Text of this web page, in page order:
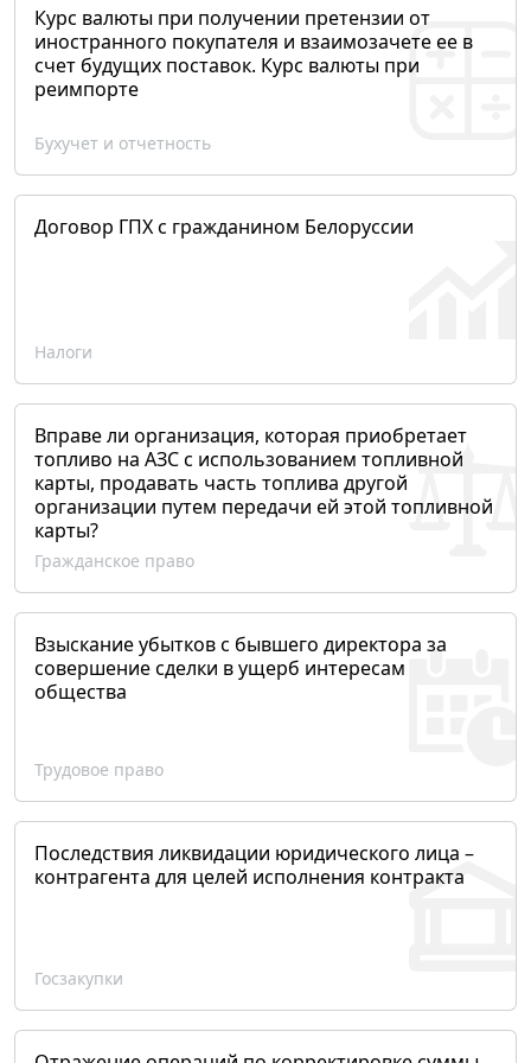
Курс валюты при получении претензии от
иностранного покупателя и взаимозачете ее в
счет будущих поставок. Курс валюты при
реимпорте
Бухучет и отчетность
Договор ГПХ с гражданином Белоруссии
Налоги
Вправе ли организация, которая приобретает
топливо на АЗС с использованием топливной
карты, продавать часть топлива другой
организации путем передачи ей этой топливной
карты?
Гражданское право
Взыскание убытков с бывшего директора за
совершение сделки в ущерб интересам
общества
Трудовое право
Последствия ликвидации юридического лица –
контрагента для целей исполнения контракта
Госзакупки